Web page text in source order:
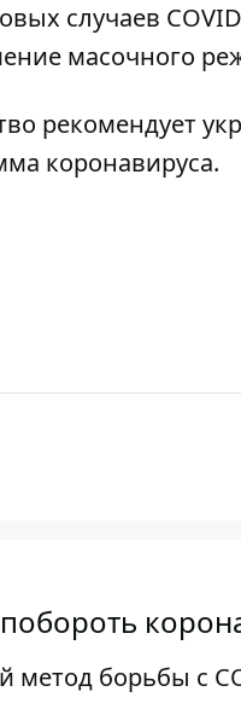
случаев
масочного
рекомендует
коронавируса.
метод борьбы с